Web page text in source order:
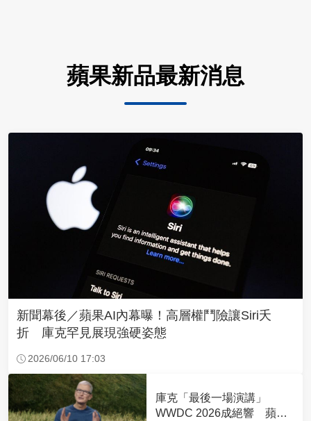
蘋果新品最新消息
新聞幕後／蘋果AI內幕曝！高層權鬥險讓Siri夭
折 庫克罕見展現強硬姿態
2026/06/10 17:03
庫克「最後一場演講」
WWDC 2026成絕響 蘋果